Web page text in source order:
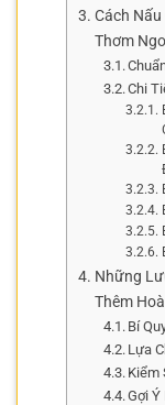
Cách Nấu
Thơm
Chi
Những
Thêm
Bí
Lựa
Kiểm
Gợi Ý